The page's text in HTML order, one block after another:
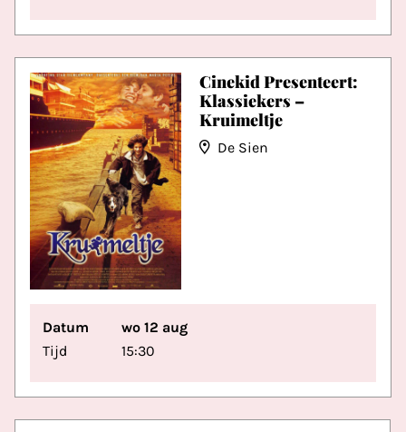
Cinekid Presenteert:
Klassiekers –
Kruimeltje
De Sien
Datum
wo 12 aug
Tijd
15:30